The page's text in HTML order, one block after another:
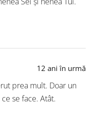
12 ani în urmă
prea mult. Doar un
se face. Atât.